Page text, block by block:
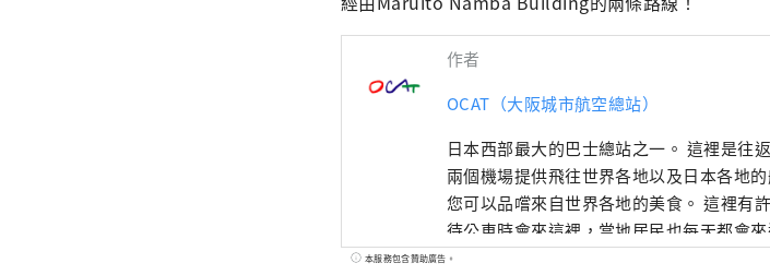
作者
OCAT（大阪城市航空總站）
日本西部最大的巴士總站之一。 這裡是往
兩個機場提供飛往世界各地以及日本各地
您可以品嚐來自世界各地的美食。 這裡有
待公車時會來這裡，當地居民也每天都會
場」以一個巨大的球體為特色，在陽光下
本服務包含贊助廣告。